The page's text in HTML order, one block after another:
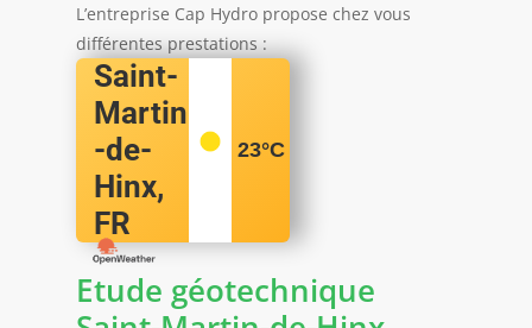
L’entreprise Cap Hydro propose chez vous
différentes prestations :
Saint-
Martin
-de-
Hinx,
FR
23°C
Etude géotechnique